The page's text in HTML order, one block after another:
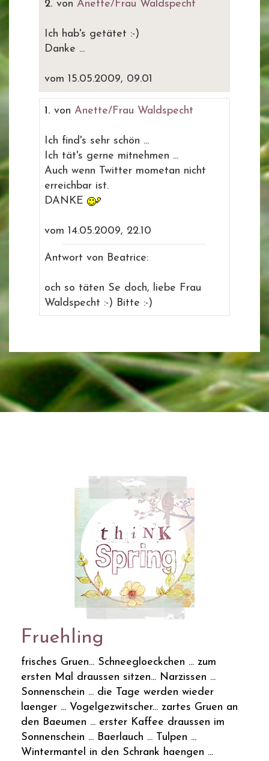
2. von Anette/Frau Waldspecht
Ich hab's getätet :-)
Danke ...
vom 15.05.2009, 09.01
1. von Anette/Frau Waldspecht
Ich find's sehr schön ...
Ich tät's gerne mitnehmen ...
Auch wenn Twitter mometan nicht
erreichbar ist.
DANKE
vom 14.05.2009, 22.10
Antwort von Beatrice:
och so täten Se doch, liebe Frau
Waldspecht :-) Bitte :-)
Fruehling
frisches Gruen... Schneegloeckchen ... zum
ersten Mal draussen sitzen... Narzissen ...
Sonnenschein ... die Tage werden wieder
laenger ... Vogelgezwitscher... zartes Gruen an
den Baeumen ... erster Kaffee draussen im
Sonnenschein ... Baerlauch ... Tulpen ...
Wintermantel in den Schrank haengen ...